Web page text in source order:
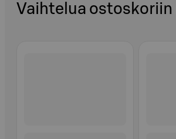
Vaihtelua ostoskoriin